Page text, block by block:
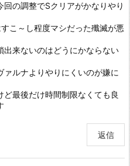
の調整でSクリアがかなりやり
こ～し程度マシだった殲滅が悪
来ないのはどうにかならない
ルナよりやりにくいのが嫌に
最後だけ時間制限なくても良
返信